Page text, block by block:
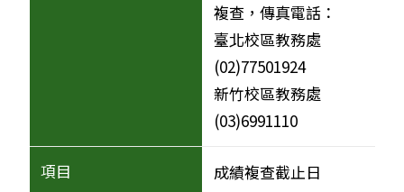
複查，傳真電話：
臺北校區教務處
(02)77501924
新竹校區教務處
(03)6991110
成績複查截止日